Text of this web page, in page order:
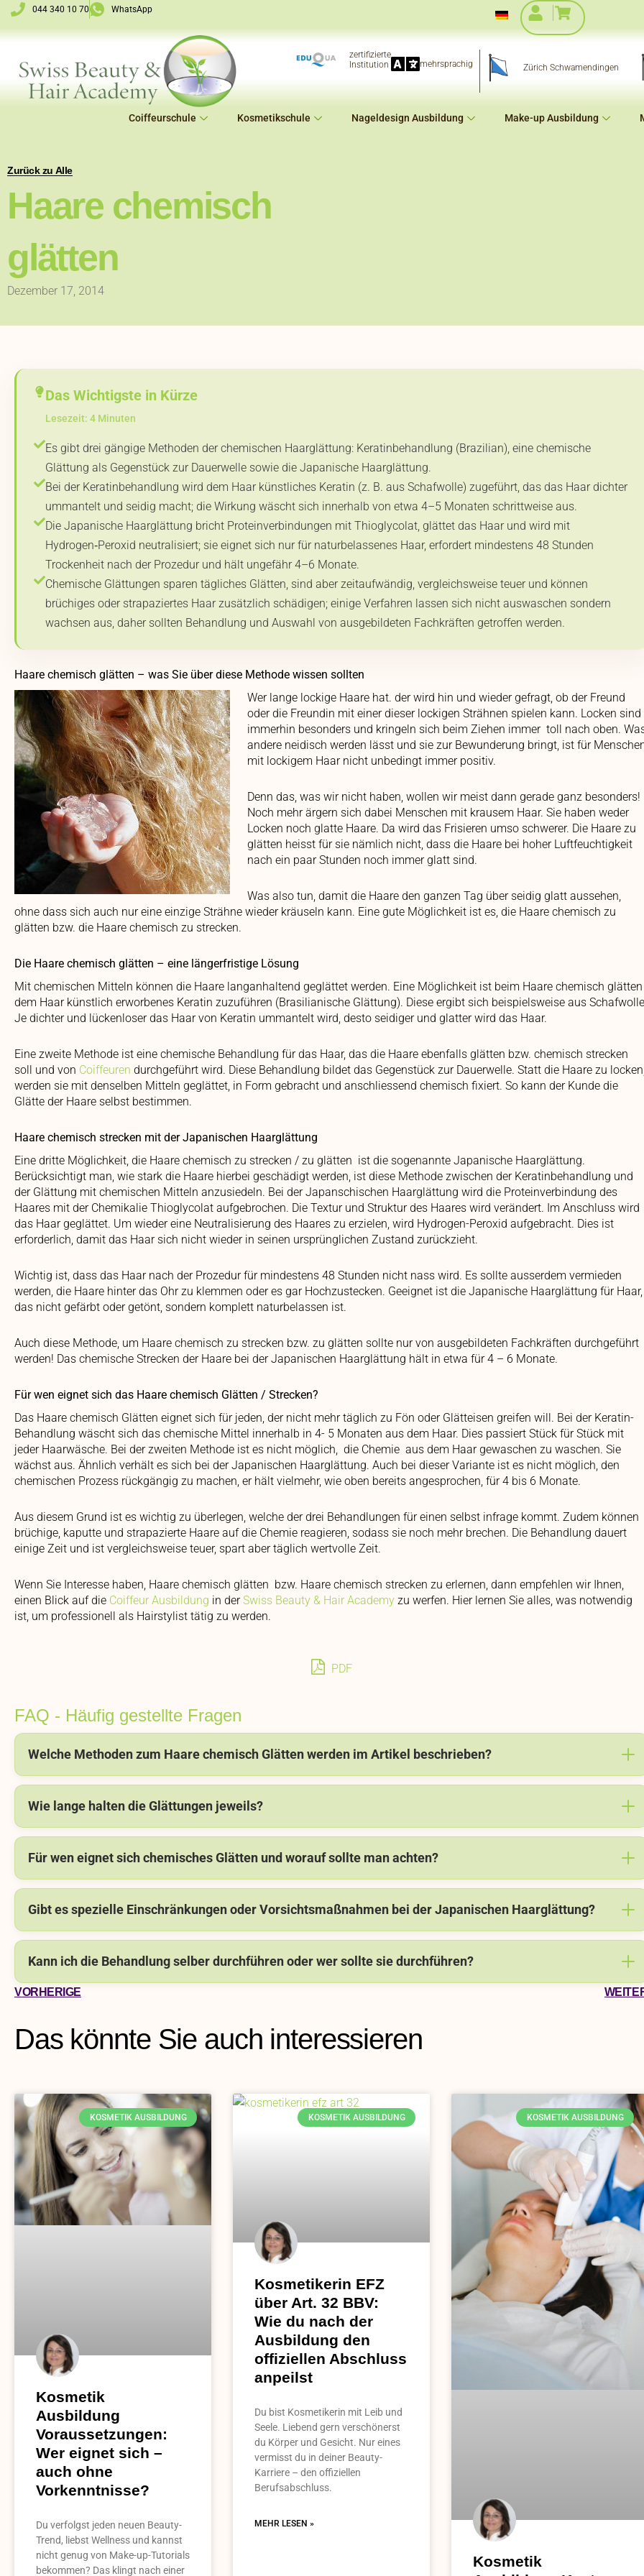
Zum
044 340 10 70 WhatsApp
zertifizierte
Institution
mehrsprachig Zürich Schwamendingen
Coiffeurschule Kosmetikschule Nageldesign Ausbildung Make-up Ausbildung
Zurück zu Alle
Haare chemisch
glätten
Dezember 17, 2014
Das Wichtigste in Kürze
Lesezeit: 4 Minuten
Es gibt drei gängige Methoden der chemischen Haarglättung: Keratinbehandlung (Brazilian), eine chemische
Glättung als Gegenstück zur Dauerwelle sowie die Japanische Haarglättung.
Bei der Keratinbehandlung wird dem Haar künstliches Keratin (z. B. aus Schafwolle) zugeführt, das das Haar dichter
ummantelt und seidig macht; die Wirkung wäscht sich innerhalb von etwa 4–5 Monaten schrittweise aus.
Die Japanische Haarglättung bricht Proteinverbindungen mit Thioglycolat, glättet das Haar und wird mit
Hydrogen‑Peroxid neutralisiert; sie eignet sich nur für naturbelassenes Haar, erfordert mindestens 48 Stunden
Trockenheit nach der Prozedur und hält ungefähr 4–6 Monate.
Chemische Glättungen sparen tägliches Glätten, sind aber zeitaufwändig, vergleichsweise teuer und können
brüchiges oder strapaziertes Haar zusätzlich schädigen; einige Verfahren lassen sich nicht auswaschen sondern
wachsen aus, daher sollten Behandlung und Auswahl von ausgebildeten Fachkräften getroffen werden.
Haare chemisch glätten – was Sie über diese Methode wissen sollten
Wer lange lockige Haare hat. der wird hin und wieder gefragt, ob der Freund
oder die Freundin mit einer dieser lockigen Strähnen spielen kann. Locken sind
immerhin besonders und kringeln sich beim Ziehen immer toll nach oben.
andere neidisch werden lässt und sie zur Bewunderung bringt, ist für
mit lockigem Haar nicht unbedingt immer positiv.
Denn das, was wir nicht haben, wollen wir meist dann gerade ganz besonders!
Noch mehr ärgern sich dabei Menschen mit krausem Haar. Sie haben weder
Locken noch glatte Haare. Da wird das Frisieren umso schwerer. Die Haare zu
glätten heisst für sie nämlich nicht, dass die Haare bei hoher Luftfeuchtigkeit
nach ein paar Stunden noch immer glatt sind.
Was also tun, damit die Haare den ganzen Tag über seidig glatt aussehen,
ohne dass sich auch nur eine einzige Strähne wieder kräuseln kann. Eine gute Möglichkeit ist es, die Haare chemisch zu
glätten bzw. die Haare chemisch zu strecken.
Die Haare chemisch glätten – eine längerfristige Lösung
Mit chemischen Mitteln können die Haare langanhaltend geglättet werden. Eine Möglichkeit ist beim Haare chemisch glätten
dem Haar künstlich erworbenes Keratin zuzuführen (Brasilianische Glättung). Diese ergibt sich beispielsweise aus
Je dichter und lückenloser das Haar von Keratin ummantelt wird, desto seidiger und glatter wird das Haar.
Eine zweite Methode ist eine chemische Behandlung für das Haar, das die Haare ebenfalls glätten bzw. chemisch strecken
soll und von Coiffeuren durchgeführt wird. Diese Behandlung bildet das Gegenstück zur Dauerwelle. Statt die Haare zu
werden sie mit denselben Mitteln geglättet, in Form gebracht und anschliessend chemisch fixiert. So kann der Kunde die
Glätte der Haare selbst bestimmen.
Haare chemisch strecken mit der Japanischen Haarglättung
Eine dritte Möglichkeit, die Haare chemisch zu strecken / zu glätten ist die sogenannte Japanische Haarglättung.
Berücksichtigt man, wie stark die Haare hierbei geschädigt werden, ist diese Methode zwischen der Keratinbehandlung und
der Glättung mit chemischen Mitteln anzusiedeln. Bei der Japanschischen Haarglättung wird die Proteinverbindung des
Haares mit der Chemikalie Thioglycolat aufgebrochen. Die Textur und Struktur des Haares wird verändert. Im Anschluss wird
das Haar geglättet. Um wieder eine Neutralisierung des Haares zu erzielen, wird Hydrogen-Peroxid aufgebracht. Dies ist
erforderlich, damit das Haar sich nicht wieder in seinen ursprünglichen Zustand zurückzieht.
Wichtig ist, dass das Haar nach der Prozedur für mindestens 48 Stunden nicht nass wird. Es sollte ausserdem vermieden
werden, die Haare hinter das Ohr zu klemmen oder es gar Hochzustecken. Geeignet ist die Japanische Haarglättung für Haar,
das nicht gefärbt oder getönt, sondern komplett naturbelassen ist.
Auch diese Methode, um Haare chemisch zu strecken bzw. zu glätten sollte nur von ausgebildeten Fachkräften durchgeführt
werden! Das chemische Strecken der Haare bei der Japanischen Haarglättung hält in etwa für 4 – 6 Monate.
Für wen eignet sich das Haare chemisch Glätten / Strecken?
Das Haare chemisch Glätten eignet sich für jeden, der nicht mehr täglich zu Fön oder Glätteisen greifen will. Bei der Keratin-
Behandlung wäscht sich das chemische Mittel innerhalb in 4- 5 Monaten aus dem Haar. Dies passiert Stück für Stück mit
jeder Haarwäsche. Bei der zweiten Methode ist es nicht möglich, die Chemie aus dem Haar gewaschen zu waschen. Sie
wächst aus. Ähnlich verhält es sich bei der Japanischen Haarglättung. Auch bei dieser Variante ist es nicht möglich, den
chemischen Prozess rückgängig zu machen, er hält vielmehr, wie oben bereits angesprochen, für 4 bis 6 Monate.
Aus diesem Grund ist es wichtig zu überlegen, welche der drei Behandlungen für einen selbst infrage kommt. Zudem können
brüchige, kaputte und strapazierte Haare auf die Chemie reagieren, sodass sie noch mehr brechen. Die Behandlung dauert
einige Zeit und ist vergleichsweise teuer, spart aber täglich wertvolle Zeit.
Wenn Sie Interesse haben, Haare chemisch glätten bzw. Haare chemisch strecken zu erlernen, dann empfehlen wir Ihnen,
einen Blick auf die Coiffeur Ausbildung in derSwiss Beauty & Hair Academy zu werfen. Hier lernen Sie alles, was notwendig
ist, um professionell als Hairstylist tätig zu werden.
PDF
FAQ - Häufig gestellte Fragen
Welche Methoden zum Haare chemisch Glätten werden im Artikel beschrieben?
Wie lange halten die Glättungen jeweils?
Für wen eignet sich chemisches Glätten und worauf sollte man achten?
Gibt es spezielle Einschränkungen oder Vorsichtsmaßnahmen bei der Japanischen Haarglättung?
Kann ich die Behandlung selber durchführen oder wer sollte sie durchführen?
VORHERIGE
Das könnte Sie auch interessieren
KOSMETIK AUSBILDUNG
Kosmetik
Ausbildung
Voraussetzungen:
Wer eignet sich –
auch ohne
Vorkenntnisse?
Du verfolgst jeden neuen Beauty-
Trend, liebst Wellness und kannst
nicht genug von Make-up-Tutorials
bekommen? Das klingt nach einer
KOSMETIK AUSBILDUNG
Kosmetikerin EFZ
über Art. 32 BBV:
Wie du nach der
Ausbildung den
offiziellen Abschluss
anpeilst
Du bist Kosmetikerin mit Leib und
Seele. Liebend gern verschönerst
du Körper und Gesicht. Nur eines
vermisst du in deiner Beauty-
Karriere – den offiziellen
Berufsabschluss.
MEHR LESEN »
KOSMETIK AUSBILDUNG
Kosmetik